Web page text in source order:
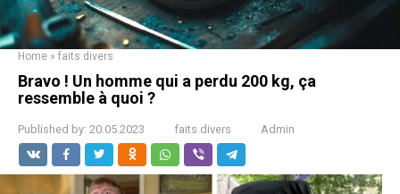
Home » faits divers
Bravo ! Un homme qui a perdu 200 kg, ça
ressemble à quoi ?
Published by: 20.05.2023 faits divers Admin